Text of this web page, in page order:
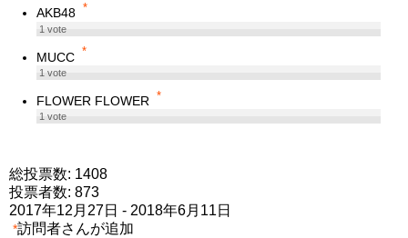
AKB48 *
1vote
MUCC *
1vote
FLOWER FLOWER *
1vote
総投票数: 1408
投票者数: 873
2017年12月27日 - 2018年6月11日
*訪問者さんが追加